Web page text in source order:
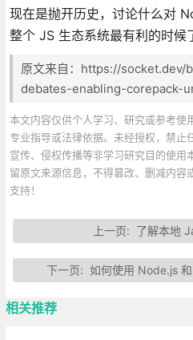
现在是抛开历史，讨论什么对
整个 JS 生态系统最有利的时候
原文来自：https://
debates-enabling-corepack-
本文内容仅供个人学习、研究或参考使
专业指导或法律依据。未经授权，禁止
宣传、侵权传播等非学习研究目的使用
留原文来源信息，不得篡改、删减内容
支持！
上一页: 了解本地
下一页:如何使用 Node.js
相关推荐